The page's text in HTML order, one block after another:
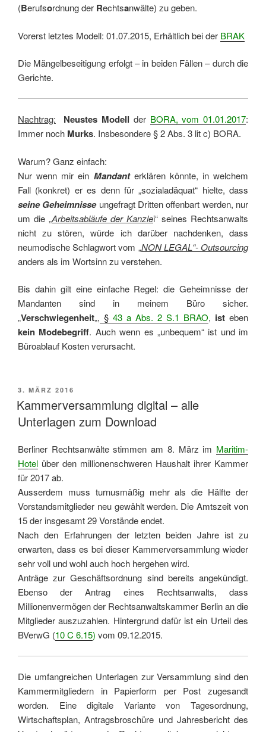
(Berufsordnung der Rechtsanwälte) zu geben.
Vorerst letztes Modell: 01.07.2015, Erhältlich bei der BRAK
Die Mängelbeseitigung erfolgt – in beiden Fällen – durch die
Gerichte.
Nachtrag: Neustes Modell der BORA, vom 01.01.2017:
Immer noch Murks. Insbesondere § 2 Abs. 3 lit c) BORA.
Warum? Ganz einfach:
Nur wenn mir ein Mandant erklären könnte, in welchem
Fall (konkret) er es denn für „sozialadäquat“ hielte, dass
seine Geheimnisseungefragt Dritten offenbart werden, nur
um die „Arbeitsabläufe der Kanzlei“ seines Rechtsanwalts
nicht zu stören, würde ich darüber nachdenken, dass
neumodische Schlagwort vom „NON LEGAL“- Outsourcing
anders als im Wortsinn zu verstehen.
Bis dahin gilt eine einfache Regel: die Geheimnisse der
Mandanten sind in meinem Büro sicher.
„Verschwiegenheit„, § 43 a Abs. 2 S.1 BRAO, ist eben
kein Modebegriff. Auch wenn es „unbequem“ ist und im
Büroablauf Kosten verursacht.
VERÖFFENTLICHT
AM
3. MÄRZ 2016
Kammerversammlung digital – alle
Unterlagen zum Download
Berliner Rechtsanwälte stimmen am 8. März im Maritim-
Hotel über den millionenschweren Haushalt ihrer Kammer
für 2017 ab.
Ausserdem muss turnusmäßig mehr als die Hälfte der
Vorstandsmitglieder neu gewählt werden. Die Amtszeit von
15 der insgesamt 29 Vorstände endet.
Nach den Erfahrungen der letzten beiden Jahre ist zu
erwarten, dass es bei dieser Kammerversammlung wieder
sehr voll und wohl auch hoch hergehen wird.
Anträge zur Geschäftsordnung sind bereits angekündigt.
Ebenso der Antrag eines Rechtsanwalts, dass
Millionenvermögen der Rechtsanwaltskammer Berlin an die
Mitglieder auszuzahlen. Hintergrund dafür ist ein Urteil des
BVerwG (10 C 6.15) vom 09.12.2015.
Die umfangreichen Unterlagen zur Versammlung sind den
Kammermitgliedern in Papierform per Post zugesandt
worden. Eine digitale Variante von Tagesordnung,
Wirtschaftsplan, Antragsbroschüre und Jahresbericht des